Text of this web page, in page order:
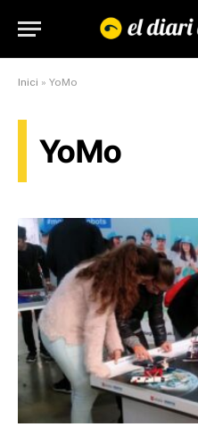
Inici » YoMo
YoMo